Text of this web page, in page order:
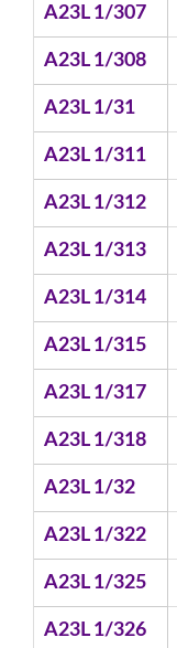
A23L 1/307
A23L 1/308
A23L 1/31
A23L 1/311
A23L 1/312
A23L 1/313
A23L 1/314
A23L 1/315
A23L 1/317
A23L 1/318
A23L 1/32
A23L 1/322
A23L 1/325
A23L 1/326